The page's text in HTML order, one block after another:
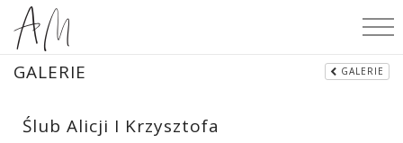
GALERIE GALERIE
Ślub Alicji I Krzysztofa